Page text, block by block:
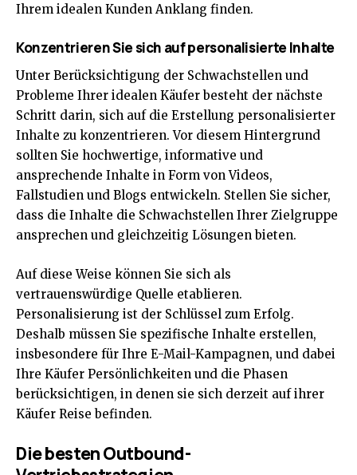
Ihrem idealen Kunden Anklang finden.
Konzentrieren Sie sich auf personalisierte Inhalte
Unter Berücksichtigung der Schwachstellen und
Probleme Ihrer idealen Käufer besteht der nächste
Schritt darin, sich auf die Erstellung personalisierter
Inhalte zu konzentrieren. Vor diesem Hintergrund
sollten Sie hochwertige, informative und
ansprechende Inhalte in Form von Videos,
Fallstudien und Blogs entwickeln. Stellen Sie sicher,
dass die Inhalte die Schwachstellen Ihrer Zielgruppe
ansprechen und gleichzeitig Lösungen bieten.
Auf diese Weise können Sie sich als
vertrauenswürdige Quelle etablieren.
Personalisierung ist der Schlüssel zum Erfolg.
Deshalb müssen Sie spezifische Inhalte erstellen,
insbesondere für Ihre E-Mail-Kampagnen, und dabei
Ihre Käufer Persönlichkeiten und die Phasen
berücksichtigen, in denen sie sich derzeit auf ihrer
Käufer Reise befinden.
Die besten Outbound-